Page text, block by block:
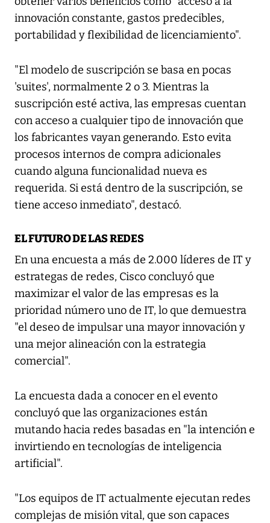
innovación constante, gastos predecibles,
portabilidad y flexibilidad de licenciamiento".
"El modelo de suscripción se basa en pocas
'suites', normalmente 2 o 3. Mientras la
suscripción esté activa, las empresas cuentan
con acceso a cualquier tipo de innovación que
los fabricantes vayan generando. Esto evita
procesos internos de compra adicionales
cuando alguna funcionalidad nueva es
requerida. Si está dentro de la suscripción, se
tiene acceso inmediato", destacó.
EL FUTURO DE LAS REDES
En una encuesta a más de 2.000 líderes de IT y
estrategas de redes, Cisco concluyó que
maximizar el valor de las empresas es la
prioridad número uno de IT, lo que demuestra
"el deseo de impulsar una mayor innovación y
una mejor alineación con la estrategia
comercial".
La encuesta dada a conocer en el evento
concluyó que las organizaciones están
mutando hacia redes basadas en "la intención e
invirtiendo en tecnologías de inteligencia
artificial".
"Los equipos de IT actualmente ejecutan redes
complejas de misión vital, que son capaces